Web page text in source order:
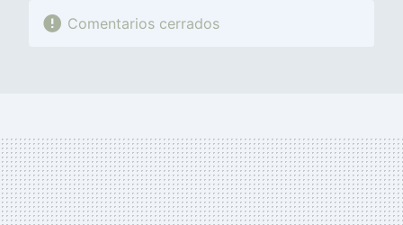
Comentarios cerrados